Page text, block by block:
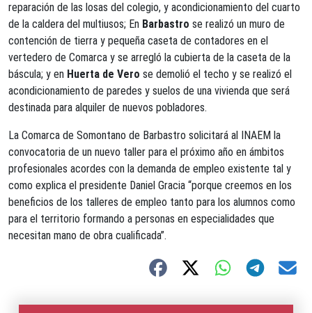
reparación de las losas del colegio, y acondicionamiento del cuarto
de la caldera del multiusos; En Barbastro se realizó un muro de
contención de tierra y pequeña caseta de contadores en el
vertedero de Comarca y se arregló la cubierta de la caseta de la
báscula; y en Huerta de Vero se demolió el techo y se realizó el
acondicionamiento de paredes y suelos de una vivienda que será
destinada para alquiler de nuevos pobladores.
La Comarca de Somontano de Barbastro solicitará al INAEM la
convocatoria de un nuevo taller para el próximo año en ámbitos
profesionales acordes con la demanda de empleo existente tal y
como explica el presidente Daniel Gracia “porque creemos en los
beneficios de los talleres de empleo tanto para los alumnos como
para el territorio formando a personas en especialidades que
necesitan mano de obra cualificada”.